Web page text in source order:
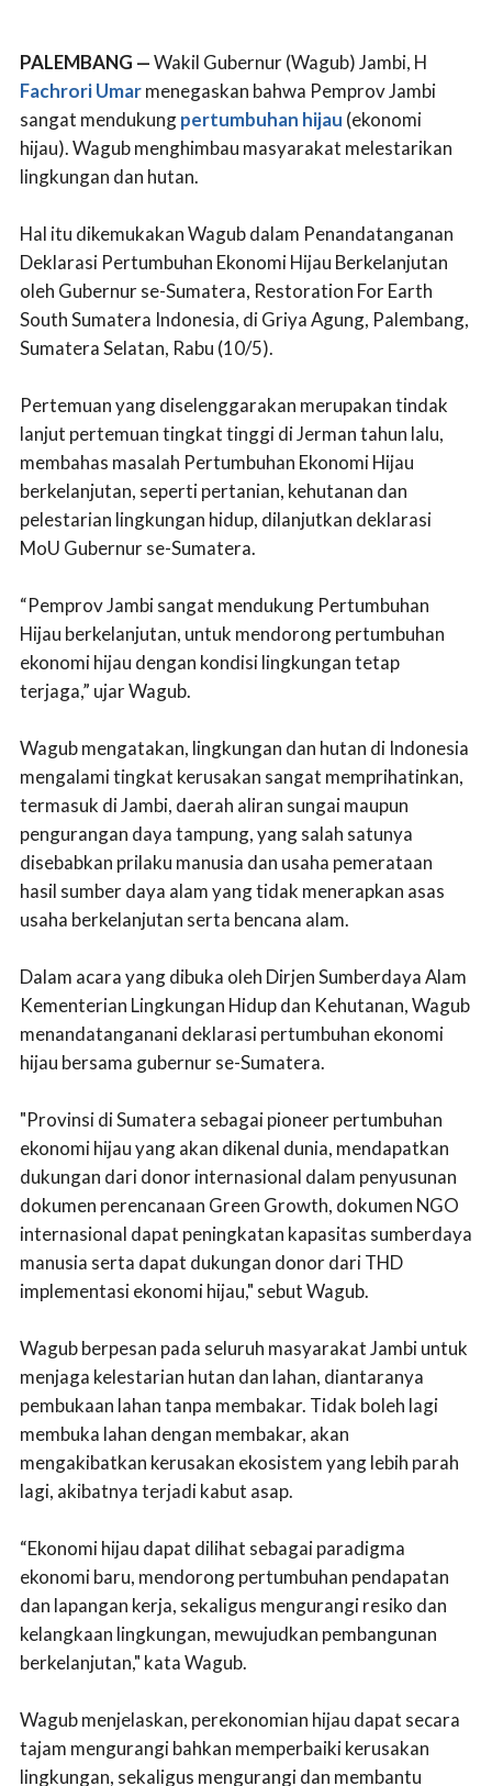
PALEMBANG —Wakil Gubernur (Wagub) Jambi, H
Fachrori Umarmenegaskan bahwa Pemprov Jambi
sangat mendukungpertumbuhan hijau (ekonomi
hijau). Wagub menghimbau masyarakat melestarikan
lingkungan dan hutan.
Hal itu dikemukakan Wagub dalam Penandatanganan
Deklarasi Pertumbuhan Ekonomi Hijau Berkelanjutan
oleh Gubernur se-Sumatera, Restoration For Earth
South Sumatera Indonesia, di Griya Agung, Palembang,
Sumatera Selatan, Rabu (10/5).
Pertemuan yang diselenggarakan merupakan tindak
lanjut pertemuan tingkat tinggi di Jerman tahun lalu,
membahas masalah Pertumbuhan Ekonomi Hijau
berkelanjutan, seperti pertanian, kehutanan dan
pelestarian lingkungan hidup, dilanjutkan deklarasi
MoU Gubernur se-Sumatera.
“Pemprov Jambi sangat mendukung Pertumbuhan
Hijau berkelanjutan, untuk mendorong pertumbuhan
ekonomi hijau dengan kondisi lingkungan tetap
terjaga,” ujar Wagub.
Wagub mengatakan, lingkungan dan hutan di Indonesia
mengalami tingkat kerusakan sangat memprihatinkan,
termasuk di Jambi, daerah aliran sungai maupun
pengurangan daya tampung, yang salah satunya
disebabkan prilaku manusia dan usaha pemerataan
hasil sumber daya alam yang tidak menerapkan asas
usaha berkelanjutan serta bencana alam.
Dalam acara yang dibuka oleh Dirjen Sumberdaya Alam
Kementerian Lingkungan Hidup dan Kehutanan, Wagub
menandatanganani deklarasi pertumbuhan ekonomi
hijau bersama gubernur se-Sumatera.
"Provinsi di Sumatera sebagai pioneer pertumbuhan
ekonomi hijau yang akan dikenal dunia, mendapatkan
dukungan dari donor internasional dalam penyusunan
dokumen perencanaan Green Growth, dokumen NGO
internasional dapat peningkatan kapasitas sumberdaya
manusia serta dapat dukungan donor dari THD
implementasi ekonomi hijau," sebut Wagub.
Wagub berpesan pada seluruh masyarakat Jambi untuk
menjaga kelestarian hutan dan lahan, diantaranya
pembukaan lahan tanpa membakar. Tidak boleh lagi
membuka lahan dengan membakar, akan
mengakibatkan kerusakan ekosistem yang lebih parah
lagi, akibatnya terjadi kabut asap.
“Ekonomi hijau dapat dilihat sebagai paradigma
ekonomi baru, mendorong pertumbuhan pendapatan
dan lapangan kerja, sekaligus mengurangi resiko dan
kelangkaan lingkungan, mewujudkan pembangunan
berkelanjutan," kata Wagub.
Wagub menjelaskan, perekonomian hijau dapat secara
tajam mengurangi bahkan memperbaiki kerusakan
lingkungan, sekaligus mengurangi dan membantu